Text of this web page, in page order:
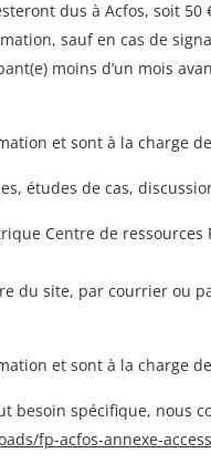
dus à Acfos, soit 50
sauf en cas de
moins d’un mois
et sont à la charge
études de cas,
Centre de ressources
du site, par courrier ou
et sont à la charge
besoin spécifique, nous
fp-acfos-annexe-